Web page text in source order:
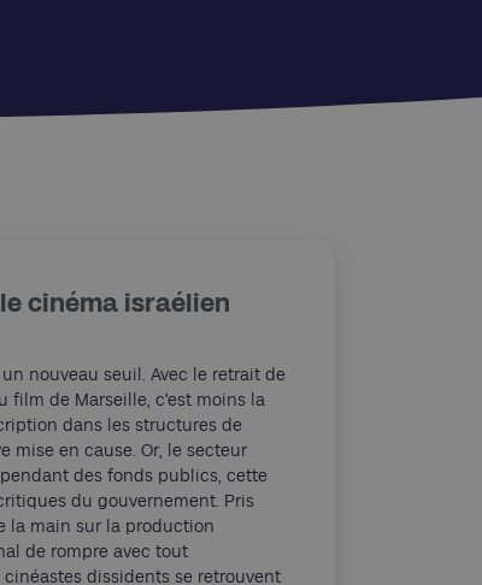
cinéma israélien
nouveau seuil. Avec le retrait de
de Marseille, c’est moins la
dans les structures de
mise en cause. Or, le secteur
des fonds publics, cette
du gouvernement. Pris
la main sur la production
de rompre avec tout
cinéastes dissidents se retrouvent